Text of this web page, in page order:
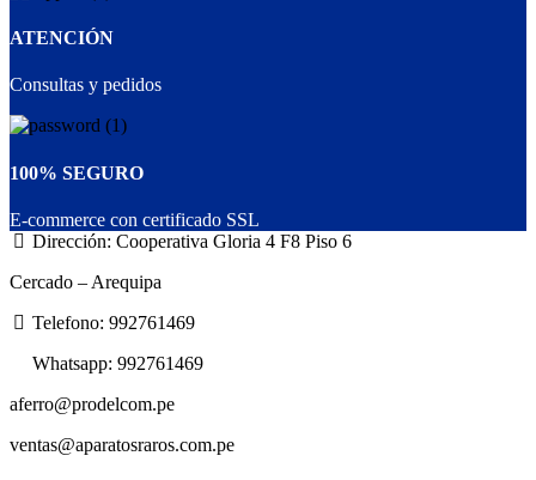
ATENCIÓN
Consultas y pedidos
100% SEGURO
E-commerce con certificado SSL
Dirección: Cooperativa Gloria 4 F8 Piso 6
Cercado – Arequipa
Telefono: 992761469
Whatsapp: 992761469
aferro@prodelcom.pe
ventas@aparatosraros.com.pe